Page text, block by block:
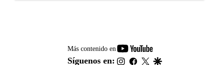
Más contenido en
youtube-
footer
Síguenos en: instagram
facebook
twitter